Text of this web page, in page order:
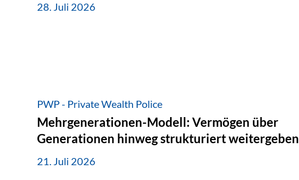
28. Juli 2026
PWP - Private Wealth Police
Mehrgenerationen-Modell: Vermögen über
Generationen hinweg strukturiert weitergeben
21. Juli 2026